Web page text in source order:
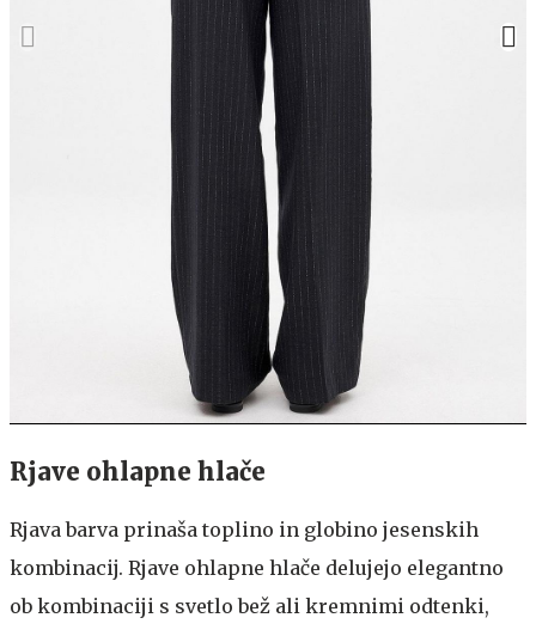
Rjave ohlapne hlače
Rjava barva prinaša toplino in globino jesenskih
kombinacij. Rjave ohlapne hlače delujejo elegantno
ob kombinaciji s svetlo bež ali kremnimi odtenki,